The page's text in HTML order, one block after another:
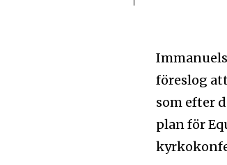
föreslog
som efter
plan för